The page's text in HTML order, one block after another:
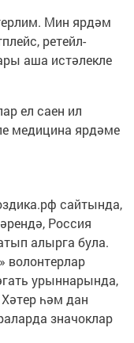
Мин ярдәм
ретейл-
аша истәлекле
ел саен ил
медицина ярдәме
сайтында,
Россия
алырга була.
волонтерлар
урыннарында,
һәм дан
значоклар